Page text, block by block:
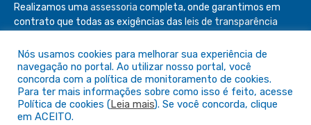
Realizamos uma assessoria completa, onde garantimos em
contrato que todas as exigências das leis de transparência
Conheça oPNTPe oRadar da Transparência Pública
Nós usamos cookies para melhorar sua experiência de
navegação no portal. Ao utilizar nosso portal, você
concorda com a política de monitoramento de cookies.
Para ter mais informações sobre como isso é feito, acesse
Política de cookies (Leia mais). Se você concorda, clique
em ACEITO.